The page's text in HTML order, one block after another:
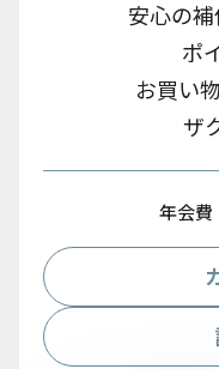
安心の
ポ
お買い
ザ
年会費